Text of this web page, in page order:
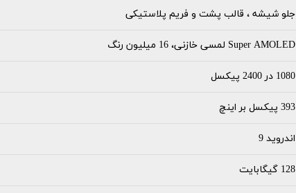
جلو شیشه ، قالب پشت و فریم پلاستیکی
Super AMOLED لمسی خازنی، 16 میلیون رنگ
1080 در 2400 پیکسل
393 پیکسل بر اینچ
اندروید 9
128 گیگابایت